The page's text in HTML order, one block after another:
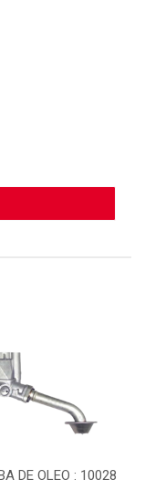
DE OLEO : 10028